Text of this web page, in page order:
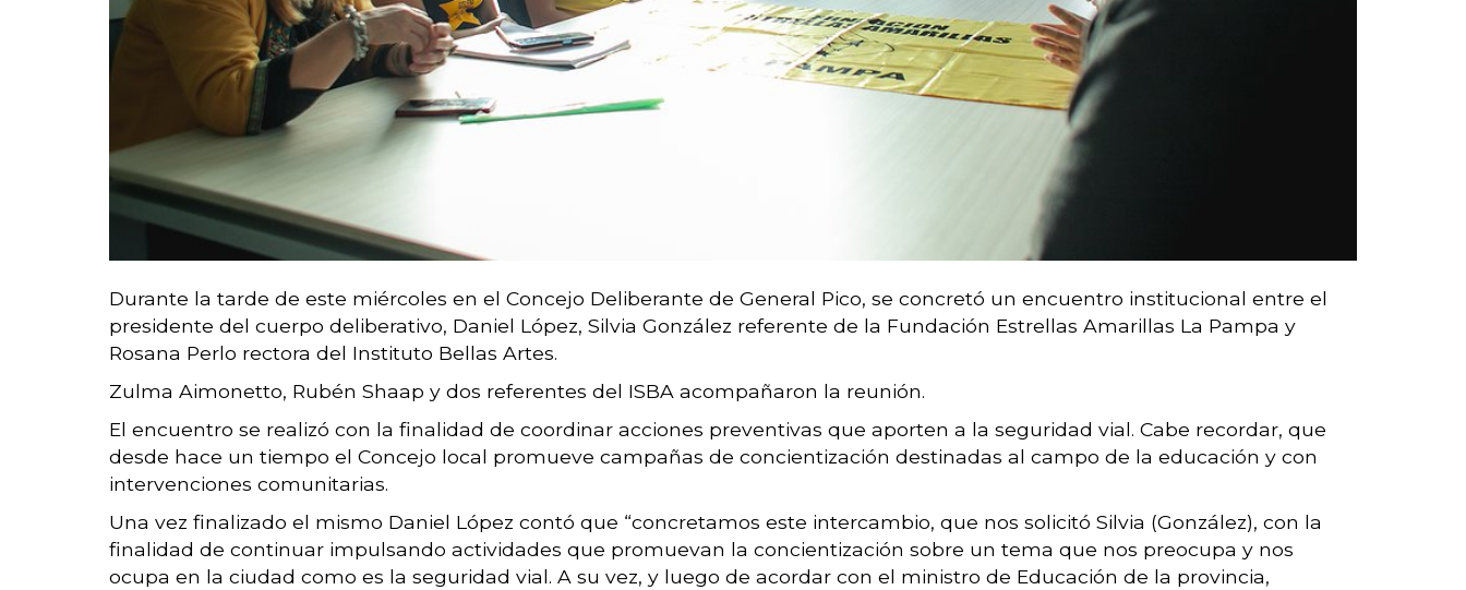
Durante la tarde de este miércoles en el Concejo Deliberante de General Pico, se concretó un encuentro institucional entre el
presidente del cuerpo deliberativo, Daniel López, Silvia González referente de la Fundación Estrellas Amarillas La Pampa y
Rosana Perlo rectora del Instituto Bellas Artes.
Zulma Aimonetto, Rubén Shaap y dos referentes del ISBA acompañaron la reunión.
El encuentro se realizó con la finalidad de coordinar acciones preventivas que aporten a la seguridad vial. Cabe recordar, que
desde hace un tiempo el Concejo local promueve campañas de concientización destinadas al campo de la educación y con
intervenciones comunitarias.
Una vez finalizado el mismo Daniel López contó que “concretamos este intercambio, que nos solicitó Silvia (González), con la
finalidad de continuar impulsando actividades que promuevan la concientización sobre un tema que nos preocupa y nos
ocupa en la ciudad como es la seguridad vial. A su vez, y luego de acordar con el ministro de Educación de la provincia,